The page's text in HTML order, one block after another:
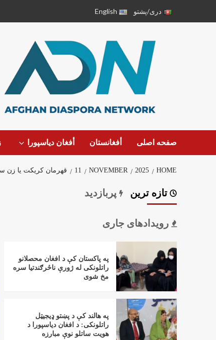
دری/پشتو English
صفحه اصلی أفغانستان أفغان دیاسپورا
HOME
2025
NOVEMBER
11 قهرمان کریکت یا زن
تازه ترین پربازدید
رویدادهای جاری
په پاکستان کې د افغان محصلانو
راتلونکی له ژورې ناڅرګندتیا سره
مخ شوی
په هالند کې د پښتو ډیجیټل
راتلونکی: د افغان دیاسپورا د
هویت ساتلو نوې مبارزه